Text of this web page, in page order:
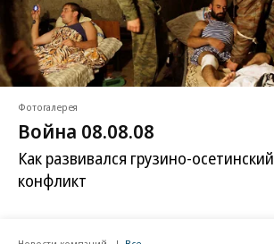
Фотогалерея
Война 08.08.08
Как развивался грузино-осетинский
конфликт